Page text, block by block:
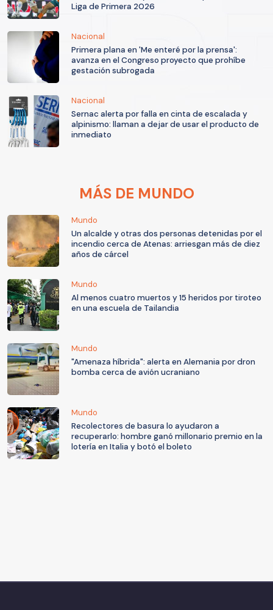
Liga de Primera 2026
Nacional
Primera plana en 'Me enteré por la prensa':
avanza en el Congreso proyecto que prohíbe
gestación subrogada
Nacional
Sernac alerta por falla en cinta de escalada y
alpinismo: llaman a dejar de usar el producto de
inmediato
MÁS DE MUNDO
Mundo
Un alcalde y otras dos personas detenidas por el
incendio cerca de Atenas: arriesgan más de diez
años de cárcel
Mundo
Al menos cuatro muertos y 15 heridos por tiroteo
en una escuela de Tailandia
Mundo
"Amenaza híbrida": alerta en Alemania por dron
bomba cerca de avión ucraniano
Mundo
Recolectores de basura lo ayudaron a
recuperarlo: hombre ganó millonario premio en la
lotería en Italia y botó el boleto